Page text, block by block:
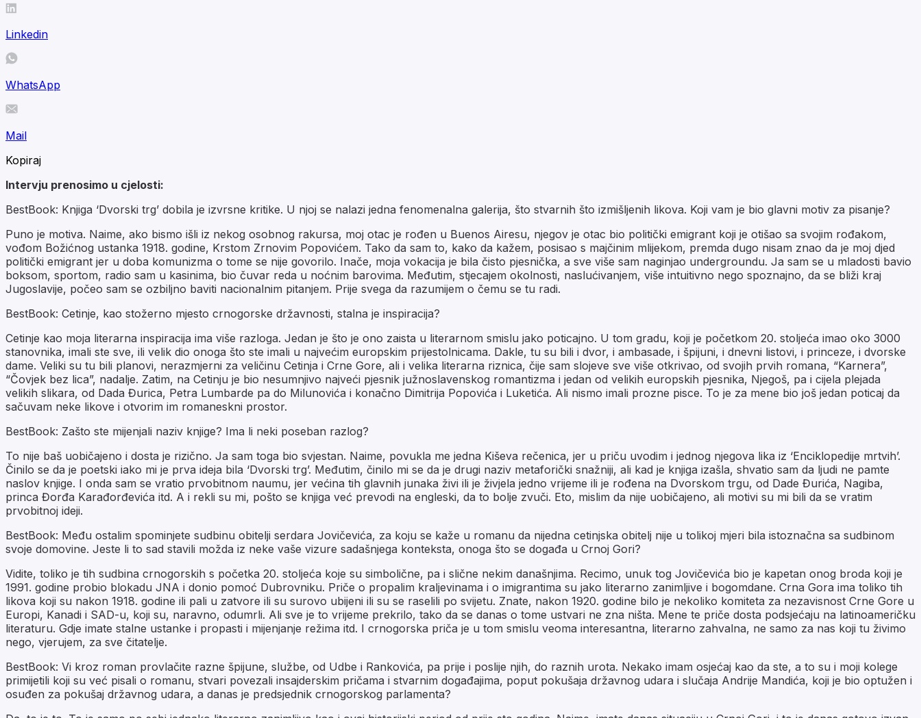
Linkedin
WhatsApp
Mail
Kopiraj
Intervju prenosimo u cjelosti:
BestBook: Knjiga ‘Dvorski trg’ dobila je izvrsne kritike. U njoj se nalazi jedna fenomenalna galerija, što stvarnih što izmišljenih likova. Koji vam je bio glavni motiv za pisanje?
Puno je motiva. Naime, ako bismo išli iz nekog osobnog rakursa, moj otac je rođen u Buenos Airesu, njegov je otac bio politički emigrant koji je otišao sa svojim rođakom,
vođom Božićnog ustanka 1918. godine, Krstom Zrnovim Popovićem. Tako da sam to, kako da kažem, posisao s majčinim mlijekom, premda dugo nisam znao da je moj djed
politički emigrant jer u doba komunizma o tome se nije govorilo. Inače, moja vokacija je bila čisto pjesnička, a sve više sam naginjao undergroundu. Ja sam se u mladosti bavio
boksom, sportom, radio sam u kasinima, bio čuvar reda u noćnim barovima. Međutim, stjecajem okolnosti, naslućivanjem, više intuitivno nego spoznajno, da se bliži kraj
Jugoslavije, počeo sam se ozbiljno baviti nacionalnim pitanjem. Prije svega da razumijem o čemu se tu radi.
BestBook: Cetinje, kao stožerno mjesto crnogorske državnosti, stalna je inspiracija?
Cetinje kao moja literarna inspiracija ima više razloga. Jedan je što je ono zaista u literarnom smislu jako poticajno. U tom gradu, koji je početkom 20. stoljeća imao oko 3000
stanovnika, imali ste sve, ili velik dio onoga što ste imali u najvećim europskim prijestolnicama. Dakle, tu su bili i dvor, i ambasade, i špijuni, i dnevni listovi, i princeze, i dvorske
dame. Veliki su tu bili planovi, nerazmjerni za veličinu Cetinja i Crne Gore, ali i velika literarna riznica, čije sam slojeve sve više otkrivao, od svojih prvih romana, “Karnera”,
“Čovjek bez lica”, nadalje. Zatim, na Cetinju je bio nesumnjivo najveći pjesnik južnoslavenskog romantizma i jedan od velikih europskih pjesnika, Njegoš, pa i cijela plejada
velikih slikara, od Dada Đurica, Petra Lumbarde pa do Milunovića i konačno Dimitrija Popovića i Luketića. Ali nismo imali prozne pisce. To je za mene bio još jedan poticaj da
sačuvam neke likove i otvorim im romaneskni prostor.
BestBook: Zašto ste mijenjali naziv knjige? Ima li neki poseban razlog?
To nije baš uobičajeno i dosta je rizično. Ja sam toga bio svjestan. Naime, povukla me jedna Kiševa rečenica, jer u priču uvodim i jednog njegova lika iz ‘Enciklopedije mrtvih’.
Činilo se da je poetski iako mi je prva ideja bila ‘Dvorski trg’. Međutim, činilo mi se da je drugi naziv metaforički snažniji, ali kad je knjiga izašla, shvatio sam da ljudi ne pamte
naslov knjige. I onda sam se vratio prvobitnom naumu, jer većina tih glavnih junaka živi ili je živjela jedno vrijeme ili je rođena na Dvorskom trgu, od Dade Đurića, Nagiba,
princa Đorđa Karađorđevića itd. A i rekli su mi, pošto se knjiga već prevodi na engleski, da to bolje zvuči. Eto, mislim da nije uobičajeno, ali motivi su mi bili da se vratim
prvobitnoj ideji.
BestBook: Među ostalim spominjete sudbinu obitelji serdara Jovičevića, za koju se kaže u romanu da nijedna cetinjska obitelj nije u tolikoj mjeri bila istoznačna sa sudbinom
svoje domovine. Jeste li to sad stavili možda iz neke vaše vizure sadašnjega konteksta, onoga što se događa u Crnoj Gori?
Vidite, toliko je tih sudbina crnogorskih s početka 20. stoljeća koje su simbolične, pa i slične nekim današnjima. Recimo, unuk tog Jovičevića bio je kapetan onog broda koji je
1991. godine probio blokadu JNA i donio pomoć Dubrovniku. Priče o propalim kraljevinama i o imigrantima su jako literarno zanimljive i bogomdane. Crna Gora ima toliko tih
likova koji su nakon 1918. godine ili pali u zatvore ili su surovo ubijeni ili su se raselili po svijetu. Znate, nakon 1920. godine bilo je nekoliko komiteta za nezavisnost Crne Gore u
Europi, Kanadi i SAD-u, koji su, naravno, odumrli. Ali sve je to vrijeme prekrilo, tako da se danas o tome ustvari ne zna ništa. Mene te priče dosta podsjećaju na latinoameričku
literaturu. Gdje imate stalne ustanke i propasti i mijenjanje režima itd. I crnogorska priča je u tom smislu veoma interesantna, literarno zahvalna, ne samo za nas koji tu živimo
nego, vjerujem, za sve čitatelje.
BestBook: Vi kroz roman provlačite razne špijune, službe, od Udbe i Rankovića, pa prije i poslije njih, do raznih urota. Nekako imam osjećaj kao da ste, a to su i moji kolege
primijetili koji su već pisali o romanu, stvari povezali insajderskim pričama i stvarnim događajima, poput pokušaja državnog udara i slučaja Andrije Mandića, koji je bio optužen i
osuđen za pokušaj državnog udara, a danas je predsjednik crnogorskog parlamenta?